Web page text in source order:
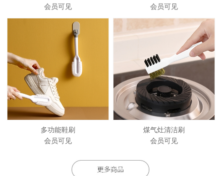
会员可见
会员可见
多功能鞋刷
会员可见
煤气灶清洁刷
会员可见